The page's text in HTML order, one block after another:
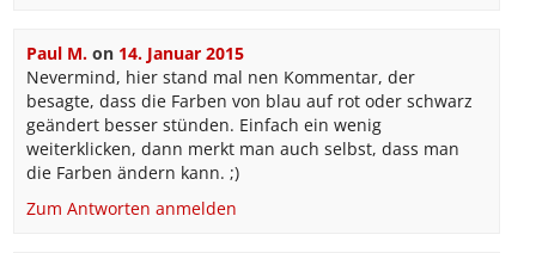
Paul M.on 14. Januar 2015
Nevermind, hier stand mal nen Kommentar, der
besagte, dass die Farben von blau auf rot oder schwarz
geändert besser stünden. Einfach ein wenig
weiterklicken, dann merkt man auch selbst, dass man
die Farben ändern kann. ;)
Zum Antworten anmelden